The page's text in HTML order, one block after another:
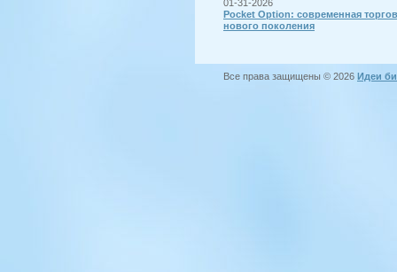
01-31-2026
Pocket Option: современная
нового поколения
Все права защищены © 2026 Идеи